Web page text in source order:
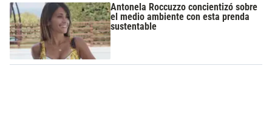
Antonela Roccuzzo concientizó sobre
el medio ambiente con esta prenda
sustentable